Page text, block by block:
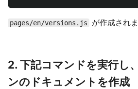
pages/en/versions.js が作成されま
2. 下記コマンドを実行し
ンのドキュメントを作成